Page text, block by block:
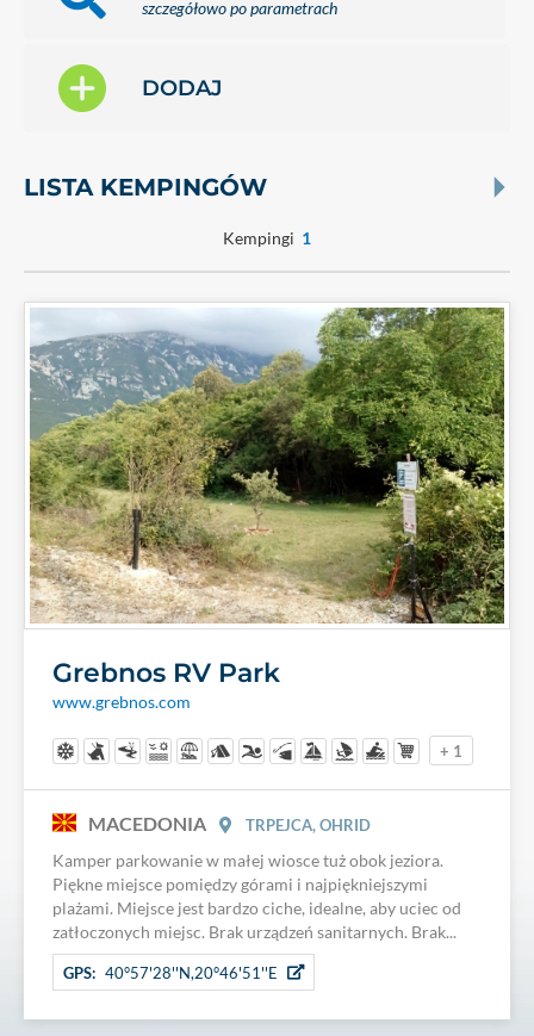
szczegółowo po parametrach
DODAJ
LISTA KEMPINGÓW
Kempingi 1
Grebnos RV Park
www.grebnos.com
+ 1
MACEDONIA
TRPEJCA, OHRID
Kamper parkowanie w małej wiosce tuż obok jeziora.
Piękne miejsce pomiędzy górami i najpiękniejszymi
plażami. Miejsce jest bardzo ciche, idealne, aby uciec od
zatłoczonych miejsc. Brak urządzeń sanitarnych. Brak...
GPS: 40°57'28''N,20°46'51''E